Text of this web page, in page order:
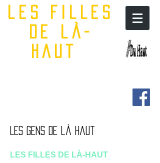
les filles
de là-
haut
Les Gens de là Haut
LES FILLES DE LÀ-HAUT